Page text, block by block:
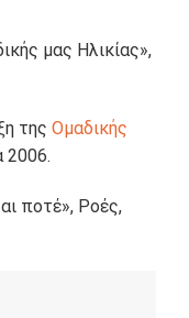
μας Ηλικίας»,
της Ομαδικής
2006.
ποτέ», Ροές,